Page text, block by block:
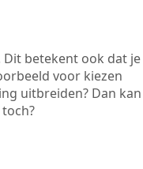
betekent ook dat je
voor kiezen
uitbreiden? Dan kan